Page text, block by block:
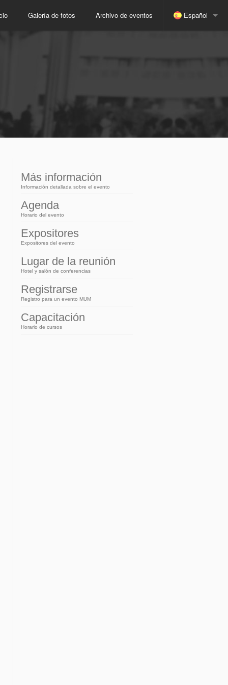
Galería de fotos Archivo de eventos Español
Inglés
Más información
Información detallada sobre el evento
Agenda
Horario del evento
Expositores
Expositores del evento
Lugar de la reunión
Hotel y salón de conferencias
Registrarse
Registro para un evento MUM
Capacitación
Horario de cursos